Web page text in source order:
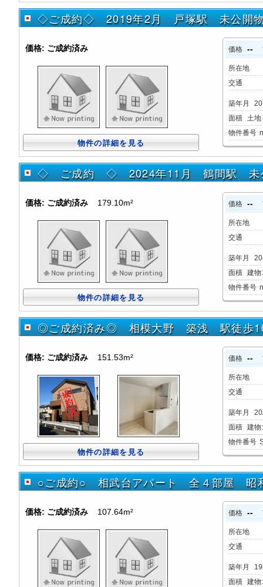
◇ご成約◇ 2019年2月 戸塚駅 未公開
価格: ご成約済み
物件の詳細を見る
価格 --
所在地
交通
築年月
面積 土地
物件番号
◇ ご成約 ◇ 2024年11月 鶴間駅 未
価格: ご成約済み 179.10m²
物件の詳細を見る
価格 --
所在地
交通
築年月
面積 建物
物件番号
◎ご成約済み◎ 相模大野 築浅 駅徒
価格: ご成約済み 151.53m²
物件の詳細を見る
価格 --
所在地
交通
築年月
面積 建物
物件番号
○ご成約○ 相武台アパート 全４部屋 昭
価格: ご成約済み 107.64m² 価格 --
所在地
交通
築年月
面積 建物